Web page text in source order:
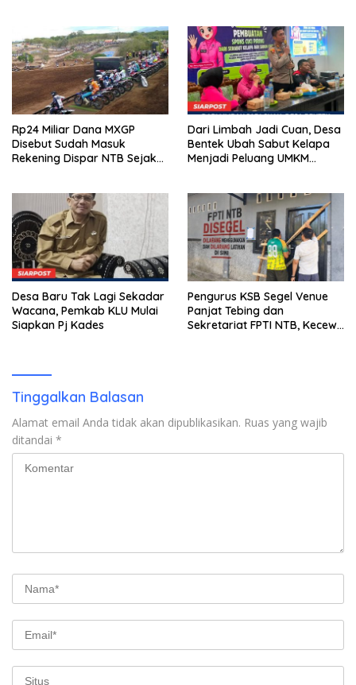
Rp24 Miliar Dana MXGP
Disebut Sudah Masuk
Rekening Dispar NTB Sejak
Dari Limbah Jadi Cuan, Desa
Bentek Ubah Sabut Kelapa
Menjadi Peluang UMKM
Desa Baru Tak Lagi Sekadar
Wacana, Pemkab KLU Mulai
Siapkan Pj Kades
Pengurus KSB Segel Venue
Panjat Tebing dan
Sekretariat FPTI NTB, Kecewa
Tinggalkan Balasan
Alamat email Anda tidak akan dipublikasikan. Ruas yang wajib
ditandai *